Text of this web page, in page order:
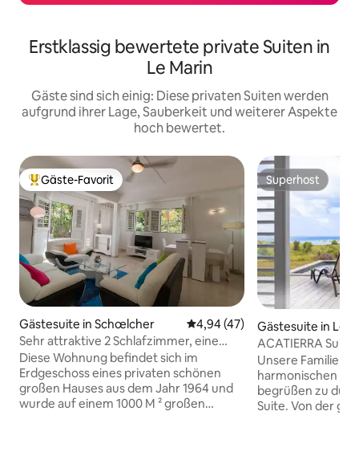
Erstklassig bewertete private Suiten in
Le Marin
Gäste sind sich einig: Diese privaten Suiten werden
aufgrund ihrer Lage, Sauberkeit und weiterer Aspekte
hoch bewertet.
Beliebter Gäste-Favorit.
Gäste-Favorit
Gästesuite in Schœlcher Durchschnittliche Bewertung:
4,94 (47)
Sehr attraktive 2 Schlafzimmer, eine
Badezimmereinheit.
Diese Wohnung befindet sich im
Erdgeschoss eines privaten schönen
großen Hauses aus dem Jahr 1964 und
wurde auf einem 1000 M ² großen
Superhost
Superhost
Gästesuite in Le
ACATIERRA
Meerblick
Unsere Familie
harmonischen
begrüßen zu
Suite. Von der